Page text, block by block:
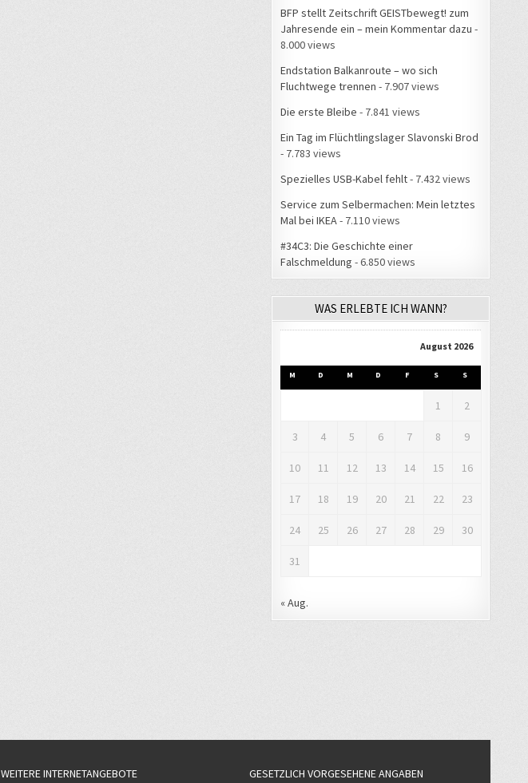
BFP stellt Zeitschrift GEISTbewegt! zum
Jahresende ein – mein Kommentar dazu -
8.000 views
Endstation Balkanroute – wo sich
Fluchtwege trennen - 7.907 views
Die erste Bleibe - 7.841 views
Ein Tag im Flüchtlingslager Slavonski Brod
- 7.783 views
Spezielles USB-Kabel fehlt- 7.432 views
Service zum Selbermachen: Mein letztes
Mal bei IKEA - 7.110 views
#34C3: Die Geschichte einer
Falschmeldung - 6.850 views
WAS ERLEBTE ICH WANN?
August 2026
M D M D F S S
1 2
3 4 5 6 7 8 9
10 11 12 13 14 15 16
17 18 19 20 21 22 23
24 25 26 27 28 29 30
31
« Aug.
WEITERE INTERNETANGEBOTE GESETZLICH VORGESEHENE ANGABEN